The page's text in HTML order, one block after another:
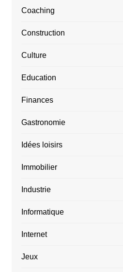
Coaching
Construction
Culture
Education
Finances
Gastronomie
Idées loisirs
Immobilier
Industrie
Informatique
Internet
Jeux